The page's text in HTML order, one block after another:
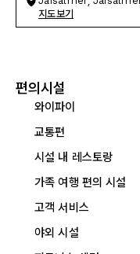
Police Line
지도보기
편의시설
와이파이
교통편
시설 내 레스토랑
가족 여행 편의 시설
고객 서비스
야외 시설